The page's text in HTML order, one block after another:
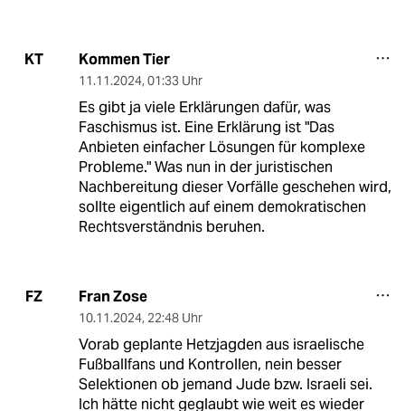
KT Kommen Tier
11.11.2024, 01:33 Uhr
Es gibt ja viele Erklärungen dafür, was
Faschismus ist. Eine Erklärung ist "Das
Anbieten einfacher Lösungen für komplexe
Probleme." Was nun in der juristischen
Nachbereitung dieser Vorfälle geschehen wird,
sollte eigentlich auf einem demokratischen
Rechtsverständnis beruhen.
FZ Fran Zose
10.11.2024, 22:48 Uhr
Vorab geplante Hetzjagden aus israelische
Fußballfans und Kontrollen, nein besser
Selektionen ob jemand Jude bzw. Israeli sei.
Ich hätte nicht geglaubt wie weit es wieder